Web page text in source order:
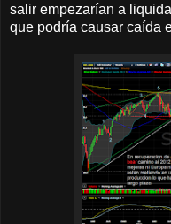
salir empezarían a
que podría causar caída